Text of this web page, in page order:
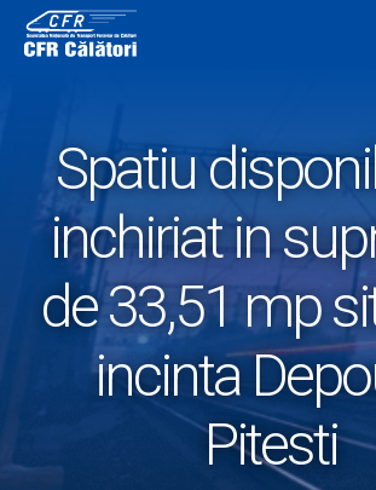
content
Spatiu
inchiriat in
de 33,51 mp
incinta
Pitesti